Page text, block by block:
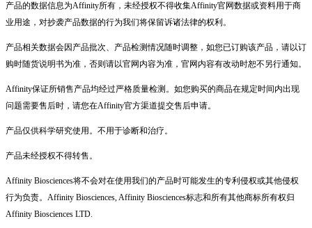
产品的数据信息为Affinity所有，未经授权不得收集Affinity官网数据或资料用于商
业用途，对抄袭产品数据的行为我们将保留诉诸法律的权利。
产品相关数据会因产品批次、产品检测情况随时调整，如您已订购该产品，请以订
购时随货说明书为准，否则请以官网内容为准，官网内容有改动时恕不另行通知。
Affinity保证所销售产品均经过严格质量检测。如您购买的商品在规定时间内出现
问题需要售后时，请您在Affinity官方渠道提交售后申请。
产品仅供科学研究使用。不用于诊断和治疗。
产品未经授权不得转售。
Affinity Biosciences将不会对在使用我们的产品时可能发生的专利侵权或其他侵权
行为负责。Affinity Biosciences, Affinity Biosciences标志和所有其他商标所有权归
Affinity Biosciences LTD.